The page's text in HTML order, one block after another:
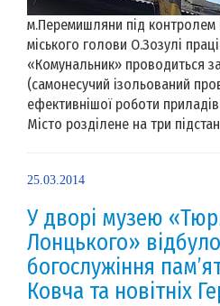
м.Перемишляни під
міського голови О.Зозулі
«Комунальник» проводиться
(самонесучий ізольований
ефективнішої роботи
Місто розділене на три
25.03.2014
У дворі музею
Лонцького»
богослужіння
Ковча та новітніх